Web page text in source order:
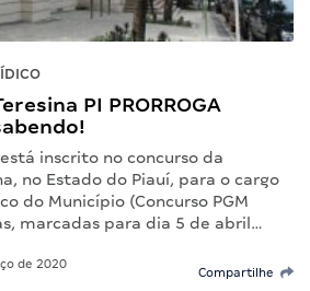
PI PRORROGA
inscrito no concurso da
no Estado do Piauí, para o cargo
do Município (Concurso PGM
marcadas para dia 5 de abril…
de 2020
Compartilhe